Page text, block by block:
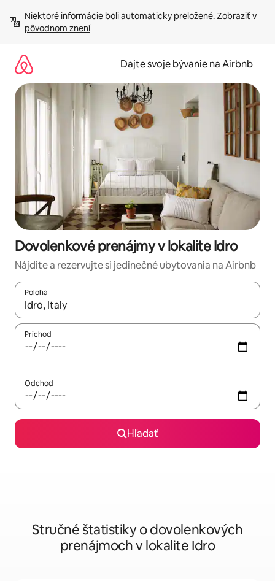
obsah.
Niektoré informácie boli automaticky preložené. Zobraziť v
pôvodnom znení
Dajte svoje bývanie na Airbnb
Dovolenkové prenájmy v lokalite Idro
Nájdite a rezervujte si jedinečné ubytovania na Airbnb
Poloha
Keď budú výsledky k dispozícii, môžete si ich prechádzať
Príchod
Odchod
Hľadať
Stručné štatistiky o dovolenkových
prenájmoch v lokalite Idro